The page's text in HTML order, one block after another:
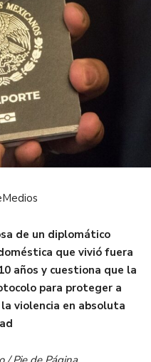
de un diplomático
que vivió fuera
años y cuestiona que la
para proteger a
violencia en absoluta